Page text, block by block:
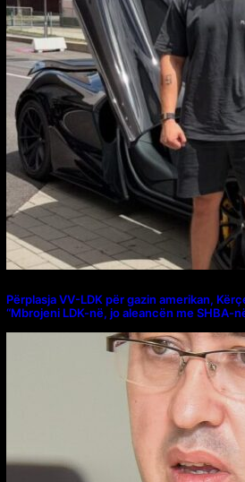
Përplasja VV-LDK për gazin amerikan,
“Mbrojeni LDK-në, jo aleancën me SHBA-